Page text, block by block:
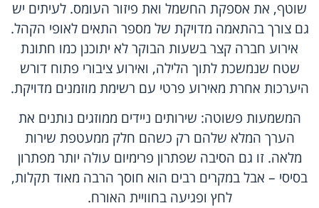
שוטף, את אספקת החשמל ואת פיזור העומס. לעיתים יש
גם צורך בהתאמה מדויקת של מספר התאים לאופי הקהל.
אירוע חברה קצר בשעות הבוקר לא יתוכנן כמו חתונת
שטח שנמשכת לתוך הלילה, ואירוע ציבורי פתוח דורש
היערכות אחרת מאירוע פרטי עם רשימת מוזמנים מדויקת.
המשמעות פשוטה: שירותים ניידים ממוזגים נותנים את
הערך המלא שלהם רק כשהם חלק ממעטפת שירות
מלאה. זו גם הסיבה שפתרון פרימיום עולה יותר מפתרון
בסיסי – אבל במקרים רבים הוא חוסך הרבה מאוד תקלות,
לחץ ופגיעה בחוויית האורח.